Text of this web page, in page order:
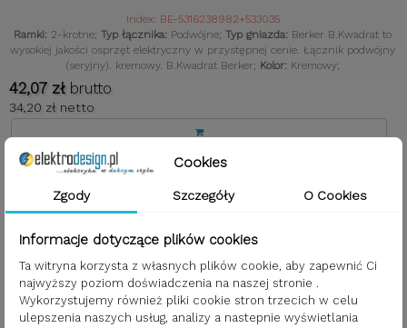
Index: BE-5316238982+533035
Ramki: 2-krotne; Typ łącznika: Podwójne; Typ gniazda: Berker B.Kwadrat to
wysokiej jakości osprzęt elektryczny w przystępnej cenie. Łącznik podwójny
(seryjny). kremowy. B.Kwadrat Berker; Kolor: Kremowy;
42,07 zł brutto
34,20 zł netto
Cookies
Zgody Szczegóły O Cookies
Informacje dotyczące plików cookies
Ta witryna korzysta z własnych plików cookie, aby zapewnić Ci
najwyższy poziom doświadczenia na naszej stronie .
Wykorzystujemy również pliki cookie stron trzecich w celu
ulepszenia naszych usług, analizy a nastepnie wyświetlania